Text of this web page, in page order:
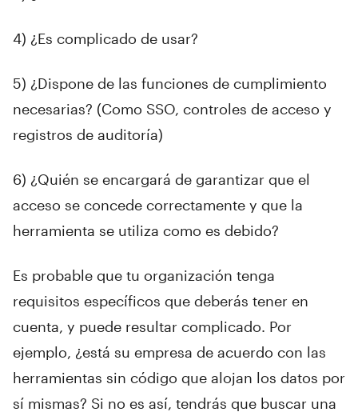
4) ¿Es complicado de usar?
5) ¿Dispone de las funciones de cumplimiento
necesarias? (Como SSO, controles de acceso y
registros de auditoría)
6) ¿Quién se encargará de garantizar que el
acceso se concede correctamente y que la
herramienta se utiliza como es debido?
Es probable que tu organización tenga
requisitos específicos que deberás tener en
cuenta, y puede resultar complicado. Por
ejemplo, ¿está su empresa de acuerdo con las
herramientas sin código que alojan los datos por
sí mismas? Si no es así, tendrás que buscar una